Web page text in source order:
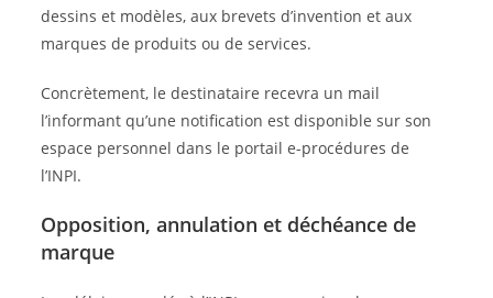
dessins et modèles, aux brevets d’invention et aux
marques de produits ou de services.
Concrètement, le destinataire recevra un mail
l’informant qu’une notification est disponible sur son
espace personnel dans le portail e-procédures de
l’INPI.
Opposition, annulation et déchéance de
marque